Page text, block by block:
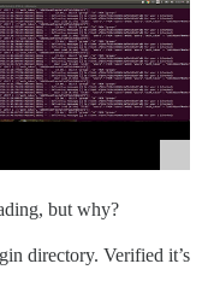
but why?
directory. Verified it’s